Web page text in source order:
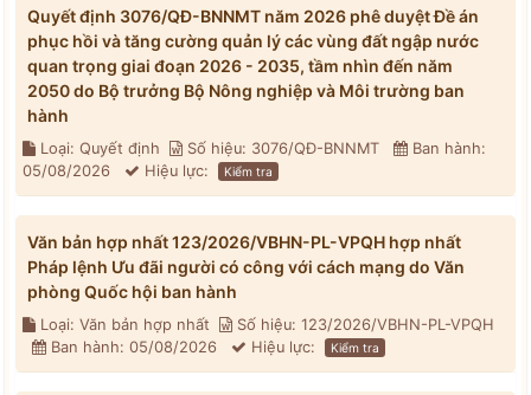
Quyết định 3076/QĐ-BNNMT năm 2026 phê duyệt Đề án
phục hồi và tăng cường quản lý các vùng đất ngập nước
quan trọng giai đoạn 2026 - 2035, tầm nhìn đến năm
2050 do Bộ trưởng Bộ Nông nghiệp và Môi trường ban
hành
Loại: Quyết định Số hiệu: 3076/QĐ-BNNMT
Ban hành:
05/08/2026
Hiệu lực: Kiểm tra
Văn bản hợp nhất 123/2026/VBHN-PL-VPQH hợp nhất
Pháp lệnh Ưu đãi người có công với cách mạng do Văn
phòng Quốc hội ban hành
Loại: Văn bản hợp nhất
Số hiệu: 123/2026/VBHN-PL-VPQH
Ban hành: 05/08/2026
Hiệu lực: Kiểm tra